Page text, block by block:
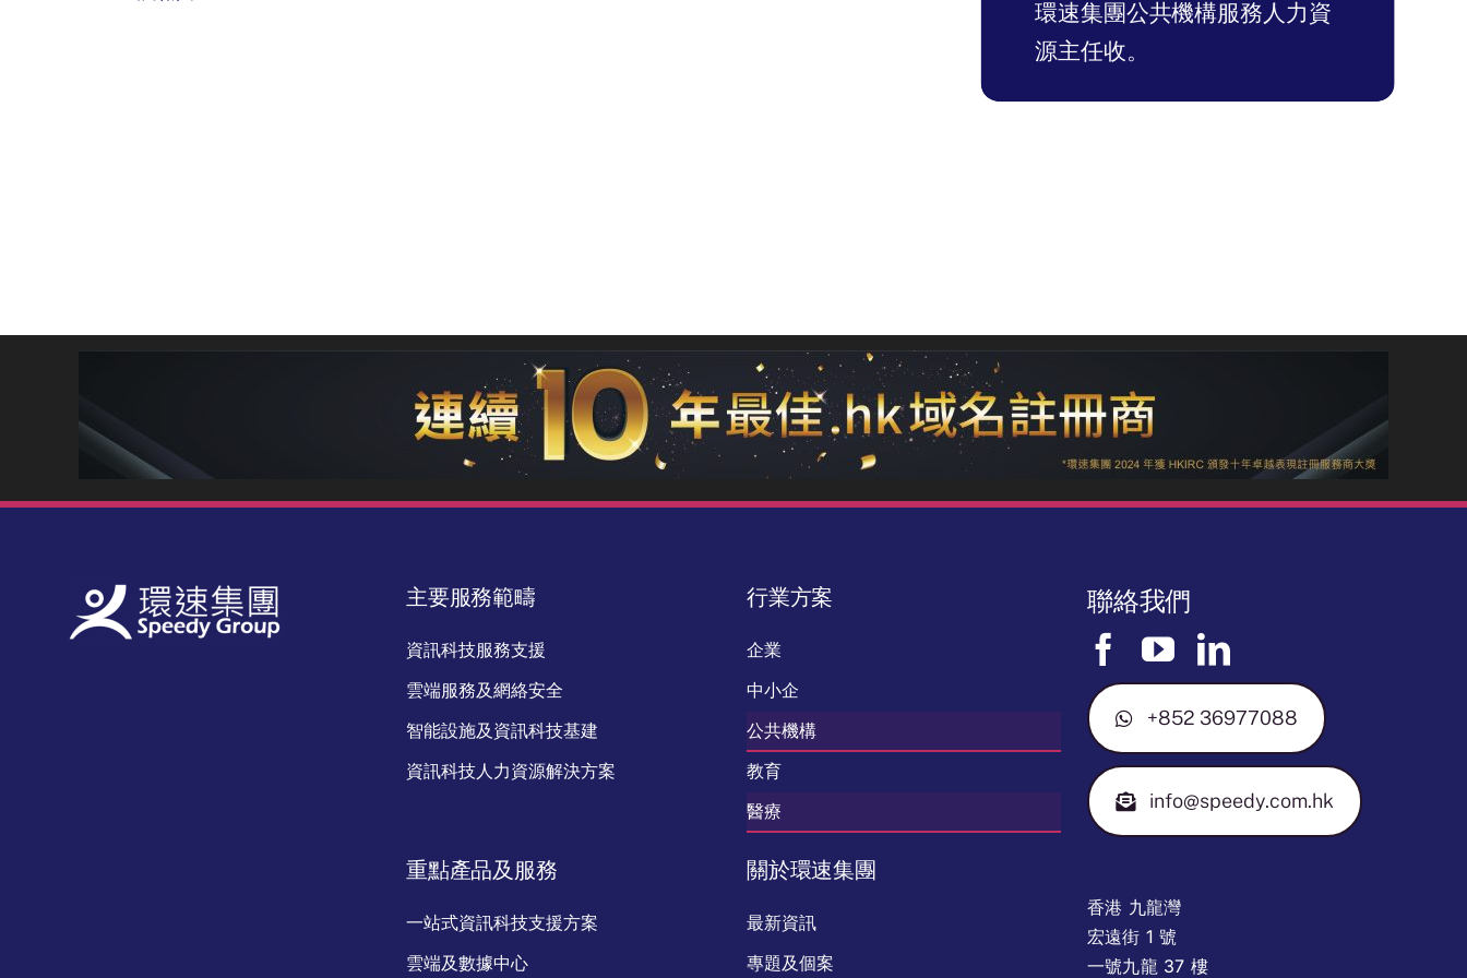
環速集團公共機構服務人力資
源主任收。按此 查看現時職位空缺
主要服務範疇
資訊科技服務支援
雲端服務及網絡安全
智能設施及資訊科技基建
資訊科技人力資源解決方案
行業方案
企業
中小企
公共機構
教育
醫療
聯絡我們
+852 36977088
info@speedy.com.hk
重點產品及服務
一站式資訊科技支援方案
雲端及數據中心
關於環速集團
最新資訊
專題及個案
香港 九龍灣
宏遠街 1 號
一號九龍 37 樓